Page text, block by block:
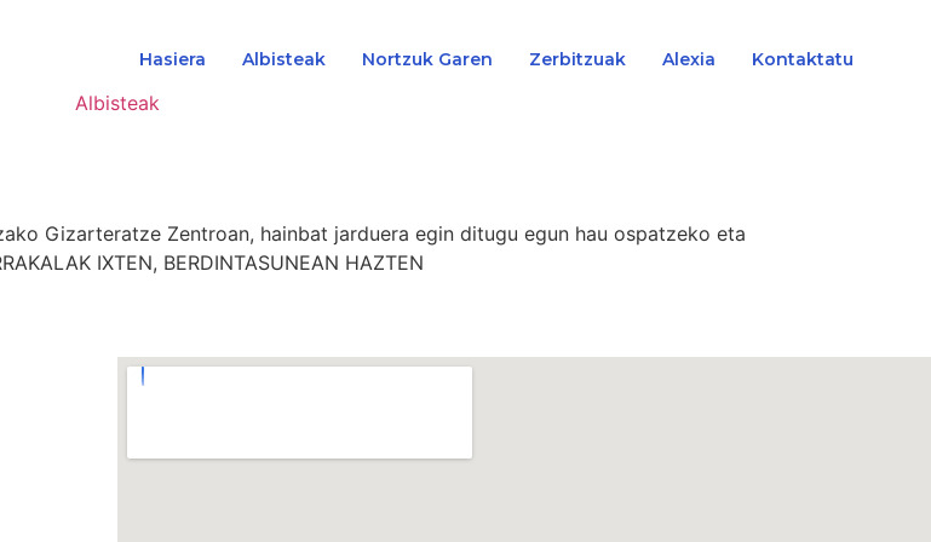
Hasiera Albisteak Nortzuk Garen Zerbitzuak Alexia Kontaktatu
Albisteak
Gizarteratze Zentroan, hainbat jarduera egin ditugu egun hau ospatzeko eta
IXTEN, BERDINTASUNEAN HAZTEN